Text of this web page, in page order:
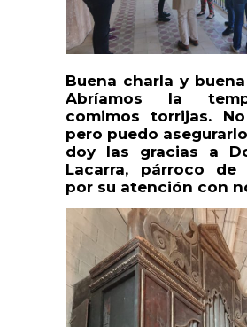
Buena charla y
Abríamos la
comimos torrijas.
pero puedo
doy las gracias a
Lacarra, párroco de
por su atención con